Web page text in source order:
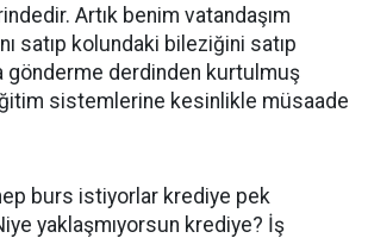
Artık benim vatandaşım
satıp kolundaki bileziğini satıp
gönderme derdinden kurtulmuş
sistemlerine kesinlikle müsaade
burs istiyorlar krediye pek
yaklaşmıyorsun krediye? İş